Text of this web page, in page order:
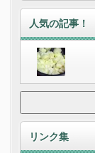
人気の記事！
リンク集